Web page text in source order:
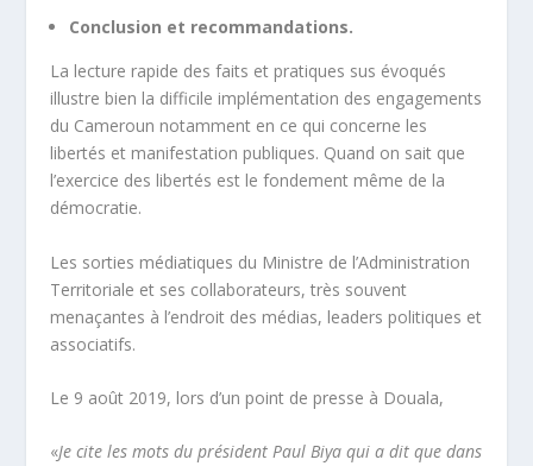
Conclusion et recommandations.
La lecture rapide des faits et pratiques sus évoqués
illustre bien la difficile implémentation des engagements
du Cameroun notamment en ce qui concerne les
libertés et manifestation publiques. Quand on sait que
l’exercice des libertés est le fondement même de la
démocratie.
Les sorties médiatiques du Ministre de l’Administration
Territoriale et ses collaborateurs, très souvent
menaçantes à l’endroit des médias, leaders politiques et
associatifs.
Le 9 août 2019, lors d’un point de presse à Douala,
«Je cite les mots du président Paul Biya qui a dit que dans